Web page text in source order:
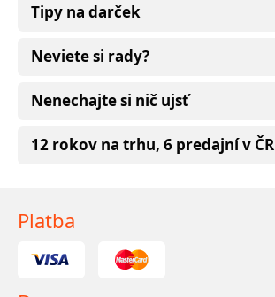
Tipy na darček
Neviete si rady?
Nenechajte si nič ujsť
12 rokov na trhu, 6 predajní v ČR
Platba